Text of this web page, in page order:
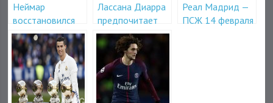
Неймар
восстановился
после травмы
Лассана Диарра
предпочитает
ПСЖ
Реал Мадрид —
ПСЖ 14 февраля